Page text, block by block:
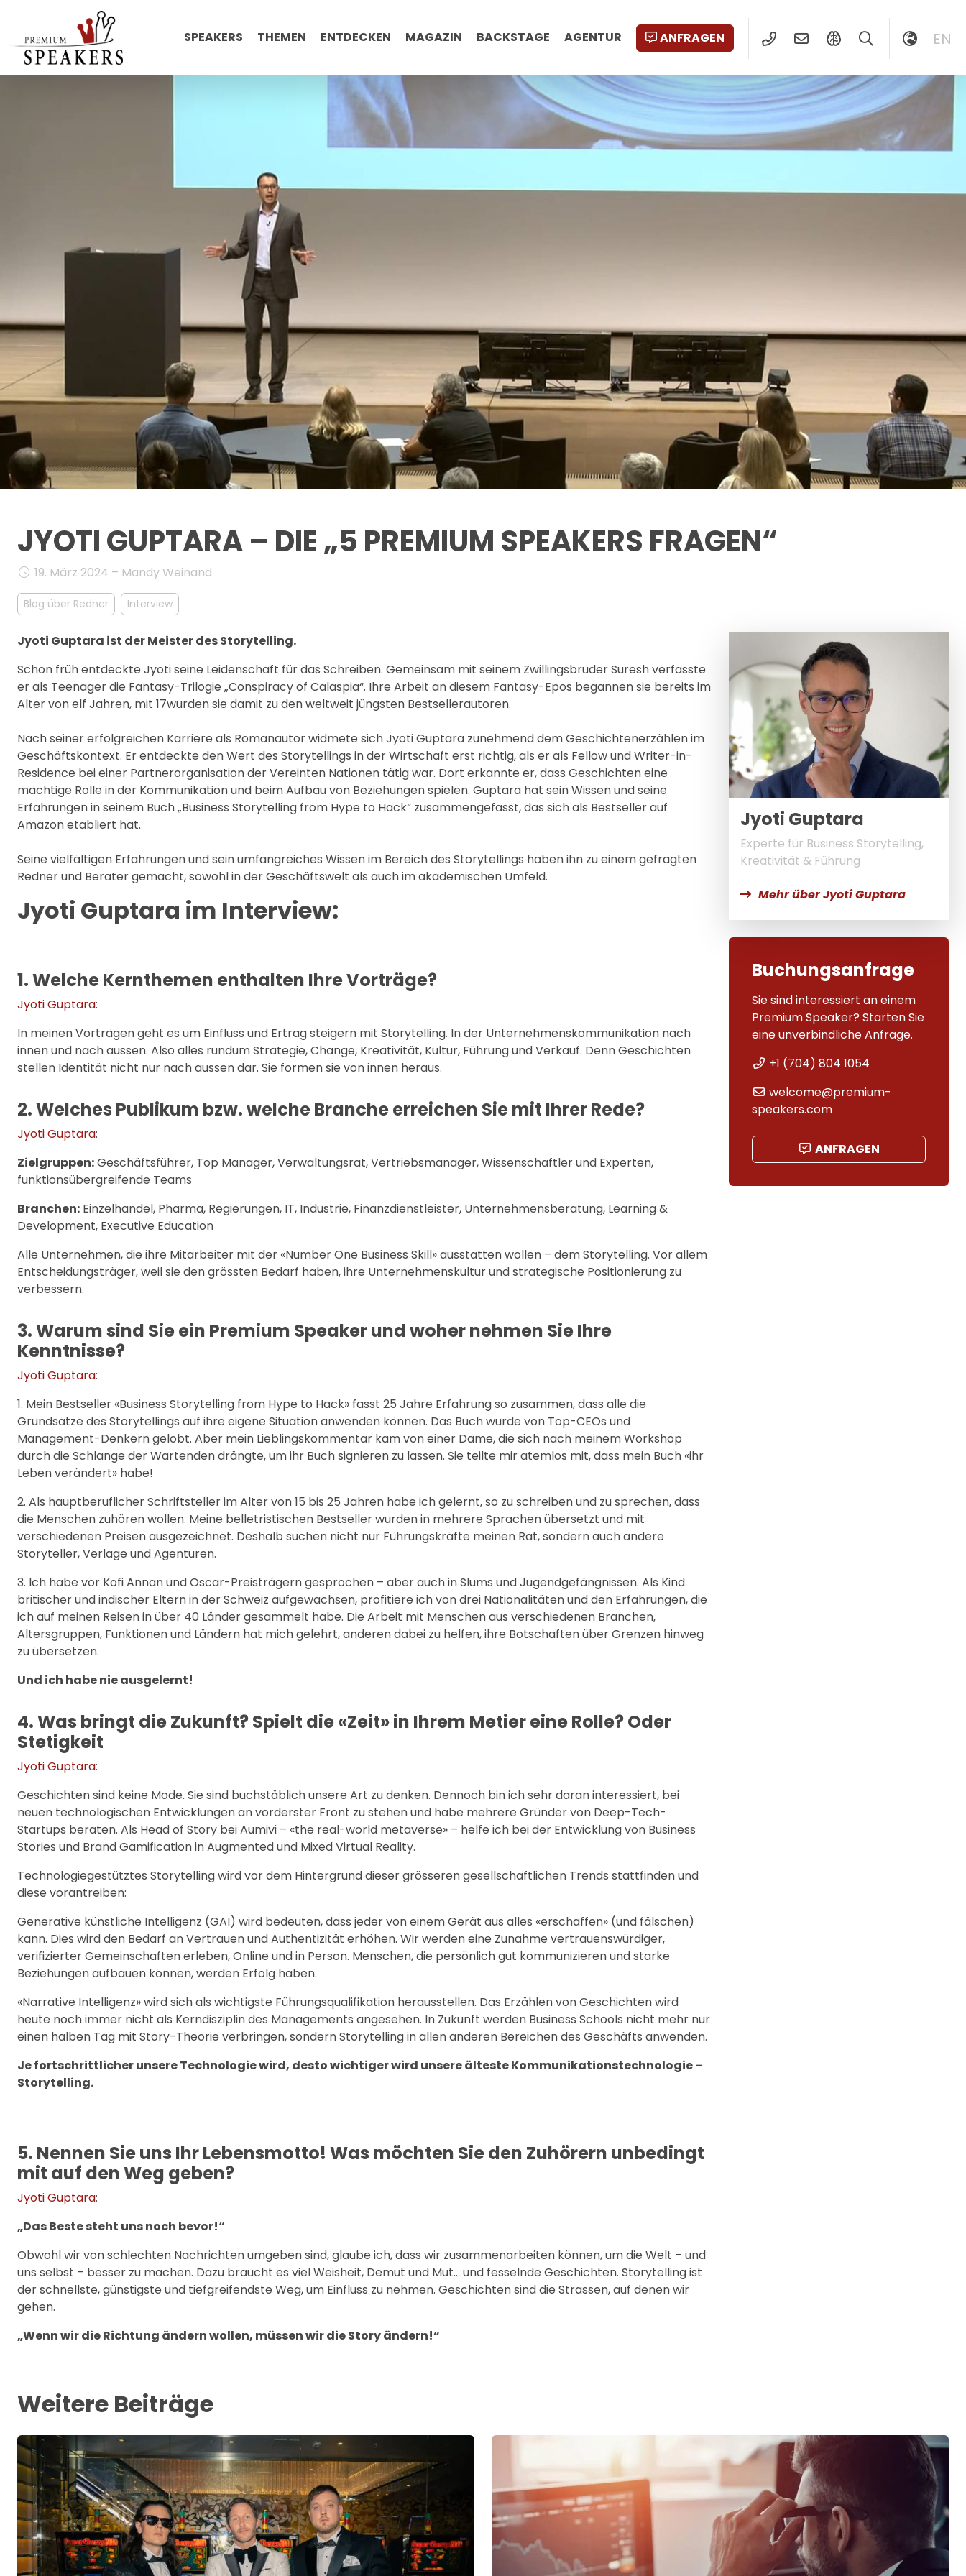
SPEAKERS THEMEN ENTDECKEN MAGAZIN BACKSTAGE AGENTUR ANFRAGEN EN
JYOTI GUPTARA – DIE „5 PREMIUM SPEAKERS FRAGEN“
19. März 2024 – Mandy Weinand
Blog über Redner Interview
Jyoti Guptara ist der Meister des Storytelling.
Schon früh entdeckte Jyoti seine Leidenschaft für das Schreiben. Gemeinsam mit seinem Zwillingsbruder Suresh verfasste
er als Teenager die Fantasy-Trilogie „Conspiracy of Calaspia“. Ihre Arbeit an diesem Fantasy-Epos begannen sie bereits im
Alter von elf Jahren, mit 17wurden sie damit zu den weltweit jüngsten Bestsellerautoren.
Nach seiner erfolgreichen Karriere als Romanautor widmete sich Jyoti Guptara zunehmend dem Geschichtenerzählen im
Geschäftskontext. Er entdeckte den Wert des Storytellings in der Wirtschaft erst richtig, als er als Fellow und Writer-in-
Residence bei einer Partnerorganisation der Vereinten Nationen tätig war. Dort erkannte er, dass Geschichten eine
mächtige Rolle in der Kommunikation und beim Aufbau von Beziehungen spielen. Guptara hat sein Wissen und seine
Erfahrungen in seinem Buch „Business Storytelling from Hype to Hack“ zusammengefasst, das sich als Bestseller auf
Amazon etabliert hat.
Seine vielfältigen Erfahrungen und sein umfangreiches Wissen im Bereich des Storytellings haben ihn zu einem gefragten
Redner und Berater gemacht, sowohl in der Geschäftswelt als auch im akademischen Umfeld.
Jyoti Guptara im Interview:
1. Welche Kernthemen enthalten Ihre Vorträge?
Jyoti Guptara:
In meinen Vorträgen geht es um Einfluss und Ertrag steigern mit Storytelling. In der Unternehmenskommunikation nach
innen und nach aussen. Also alles rundum Strategie, Change, Kreativität, Kultur, Führung und Verkauf. Denn Geschichten
stellen Identität nicht nur nach aussen dar. Sie formen sie von innen heraus.
2. Welches Publikum bzw. welche Branche erreichen Sie mit Ihrer Rede?
Jyoti Guptara:
Zielgruppen:Geschäftsführer, Top Manager, Verwaltungsrat, Vertriebsmanager, Wissenschaftler und Experten,
funktionsübergreifende Teams
Branchen: Einzelhandel, Pharma, Regierungen, IT, Industrie, Finanzdienstleister, Unternehmensberatung, Learning &
Development, Executive Education
Alle Unternehmen, die ihre Mitarbeiter mit der «Number One Business Skill» ausstatten wollen – dem Storytelling. Vor allem
Entscheidungsträger, weil sie den grössten Bedarf haben, ihre Unternehmenskultur und strategische Positionierung zu
verbessern.
3. Warum sind Sie ein Premium Speaker und woher nehmen Sie Ihre
Kenntnisse?
Jyoti Guptara:
1. Mein Bestseller «Business Storytelling from Hype to Hack» fasst 25 Jahre Erfahrung so zusammen, dass alle die
Grundsätze des Storytellings auf ihre eigene Situation anwenden können. Das Buch wurde von Top-CEOs und
Management-Denkern gelobt. Aber mein Lieblingskommentar kam von einer Dame, die sich nach meinem Workshop
durch die Schlange der Wartenden drängte, um ihr Buch signieren zu lassen. Sie teilte mir atemlos mit, dass mein Buch «ihr
Leben verändert» habe!
2. Als hauptberuflicher Schriftsteller im Alter von 15 bis 25 Jahren habe ich gelernt, so zu schreiben und zu sprechen, dass
die Menschen zuhören wollen. Meine belletristischen Bestseller wurden in mehrere Sprachen übersetzt und mit
verschiedenen Preisen ausgezeichnet. Deshalb suchen nicht nur Führungskräfte meinen Rat, sondern auch andere
Storyteller, Verlage und Agenturen.
3. Ich habe vor Kofi Annan und Oscar-Preisträgern gesprochen – aber auch in Slums und Jugendgefängnissen. Als Kind
britischer und indischer Eltern in der Schweiz aufgewachsen, profitiere ich von drei Nationalitäten und den Erfahrungen, die
ich auf meinen Reisen in über 40 Länder gesammelt habe. Die Arbeit mit Menschen aus verschiedenen Branchen,
Altersgruppen, Funktionen und Ländern hat mich gelehrt, anderen dabei zu helfen, ihre Botschaften über Grenzen hinweg
zu übersetzen.
Und ich habe nie ausgelernt!
4. Was bringt die Zukunft? Spielt die «Zeit» in Ihrem Metier eine Rolle? Oder
Stetigkeit
Jyoti Guptara:
Geschichten sind keine Mode. Sie sind buchstäblich unsere Art zu denken. Dennoch bin ich sehr daran interessiert, bei
neuen technologischen Entwicklungen an vorderster Front zu stehen und habe mehrere Gründer von Deep-Tech-
Startups beraten. Als Head of Story bei Aumivi – «the real-world metaverse» – helfe ich bei der Entwicklung von Business
Stories und Brand Gamification in Augmented und Mixed Virtual Reality.
Technologiegestütztes Storytelling wird vor dem Hintergrund dieser grösseren gesellschaftlichen Trends stattfinden und
diese vorantreiben:
Generative künstliche Intelligenz (GAI) wird bedeuten, dass jeder von einem Gerät aus alles «erschaffen» (und fälschen)
kann. Dies wird den Bedarf an Vertrauen und Authentizität erhöhen. Wir werden eine Zunahme vertrauenswürdiger,
verifizierter Gemeinschaften erleben, Online und in Person. Menschen, die persönlich gut kommunizieren und starke
Beziehungen aufbauen können, werden Erfolg haben.
«Narrative Intelligenz» wird sich als wichtigste Führungsqualifikation herausstellen. Das Erzählen von Geschichten wird
heute noch immer nicht als Kerndisziplin des Managements angesehen. In Zukunft werden Business Schools nicht mehr nur
einen halben Tag mit Story-Theorie verbringen, sondern Storytelling in allen anderen Bereichen des Geschäfts anwenden.
Je fortschrittlicher unsere Technologie wird, desto wichtiger wird unsere älteste Kommunikationstechnologie –
Storytelling.
5. Nennen Sie uns Ihr Lebensmotto! Was möchten Sie den Zuhörern unbedingt
mit auf den Weg geben?
Jyoti Guptara:
„Das Beste steht uns noch bevor!“
Obwohl wir von schlechten Nachrichten umgeben sind, glaube ich, dass wir zusammenarbeiten können, um die Welt – und
uns selbst – besser zu machen. Dazu braucht es viel Weisheit, Demut und Mut… und fesselnde Geschichten. Storytelling ist
der schnellste, günstigste und tiefgreifendste Weg, um Einfluss zu nehmen. Geschichten sind die Strassen, auf denen wir
gehen.
„Wenn wir die Richtung ändern wollen, müssen wir die Story ändern!“
Jyoti Guptara
Experte für Business Storytelling,
Kreativität & Führung
Mehr über Jyoti Guptara
Buchungsanfrage
Sie sind interessiert an einem
Premium Speaker? Starten Sie
eine unverbindliche Anfrage.
+1 (704) 804 1054
welcome@premium-
speakers.com
ANFRAGEN
Weitere Beiträge